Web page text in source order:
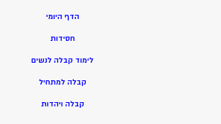
הדף היומי
חסידות
לימוד קבלה לנשים
קבלה למתחיל
קבלה ויהדות